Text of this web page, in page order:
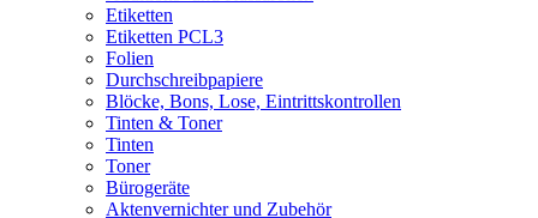
Etiketten
Etiketten PCL3
Folien
Durchschreibpapiere
Blöcke, Bons, Lose, Eintrittskontrollen
Tinten & Toner
Tinten
Toner
Bürogeräte
Aktenvernichter und Zubehör